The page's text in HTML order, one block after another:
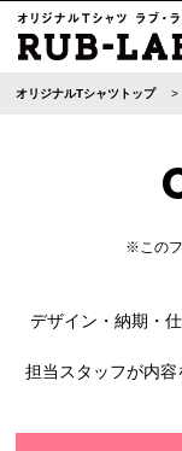
オリジナルTシャツトップ
※この
デザイン・納期・
担当スタッフが内容